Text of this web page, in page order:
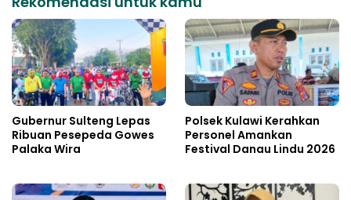
Gubernur Sulteng Lepas
Ribuan Pesepeda Gowes
Palaka Wira
Polsek Kulawi Kerahkan
Personel Amankan
Festival Danau Lindu 2026